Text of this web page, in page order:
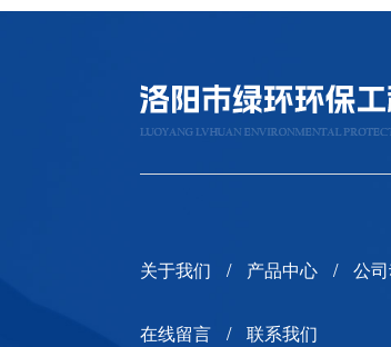
关于我们 产品中心 公
在线留言 联系我们